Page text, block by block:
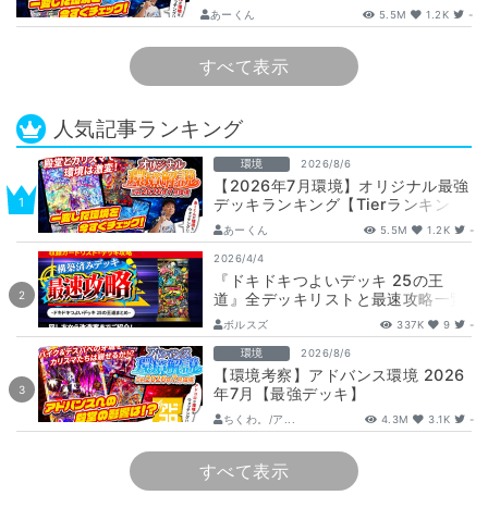
あーくん 5.5M 1.2K -
すべて表示
人気記事ランキング
環境 2026/8/6
【2026年7月環境】オリジナル最強
デッキランキング【Tierランキン
グ】
あーくん 5.5M 1.2K -
2026/4/4
『ドキドキつよいデッキ 25の王
道』全デッキリストと最速攻略一覧
【DM26-SD1】
ボルスズ 337K 9 -
環境 2026/8/6
【環境考察】アドバンス環境 2026
年7月【最強デッキ】
ちくわ。/ア... 4.3M 3.1K -
すべて表示